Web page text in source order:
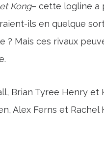
Kong– cette logline a
ils en quelque
? Mais ces rivaux
Brian Tyree Henry et
Alex Ferns et Rachel